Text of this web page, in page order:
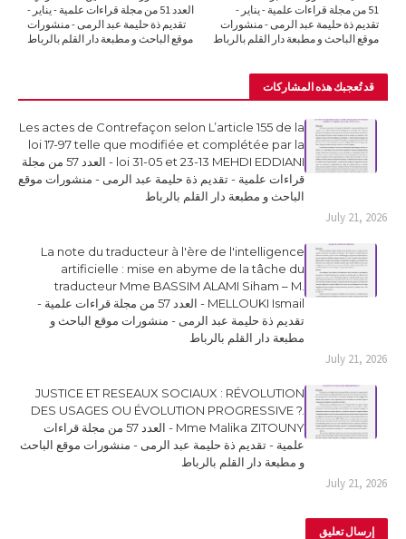
العدد 51 من مجلة قراءات علمية - يناير -
تقديم ذة حليمة عبد الرمى - منشورات
موقع الباحث و مطبعة دار القلم بالرباط
51 من مجلة قراءات علمية - يناير -
تقديم ذة حليمة عبد الرمى - منشورات
موقع الباحث و مطبعة دار القلم بالرباط
قد تُعجبك هذه المشاركات
Les actes de Contrefaçon selon L’article 155 de la
loi 17-97 telle que modifiée et complétée par la
loi 31-05 et 23-13 MEHDI EDDIANI - العدد 57 من مجلة
قراءات علمية - تقديم ذة حليمة عبد الرمى - منشورات موقع
الباحث و مطبعة دار القلم بالرباط
July 21, 2026
La note du traducteur à l'ère de l'intelligence
artificielle : mise en abyme de la tâche du
traducteur Mme BASSIM ALAMI Siham – M.
MELLOUKI Ismail - العدد 57 من مجلة قراءات علمية -
تقديم ذة حليمة عبد الرمى - منشورات موقع الباحث و
مطبعة دار القلم بالرباط
July 21, 2026
JUSTICE ET RESEAUX SOCIAUX : RÉVOLUTION
DES USAGES OU ÉVOLUTION PROGRESSIVE ?.
Mme Malika ZITOUNY - العدد 57 من مجلة قراءات
علمية - تقديم ذة حليمة عبد الرمى - منشورات موقع الباحث
و مطبعة دار القلم بالرباط
July 21, 2026
إرسال تعليق